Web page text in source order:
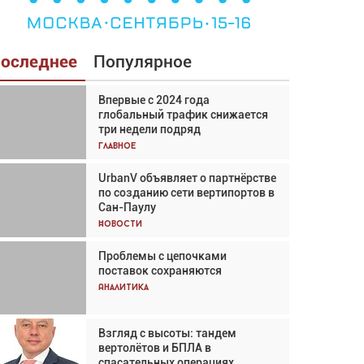
Популярное
Впервые с 2024 года
глобальный трафик снижается
три недели подряд
Главное
UrbanV объявляет о партнёрстве
по созданию сети вертипортов в
Сан-Паулу
Новости
Проблемы с цепочками
поставок сохраняются
Аналитика
Взгляд с высоты: тандем
вертолётов и БПЛА в
Взгляд с высоты: тандем
вертолётов и БПЛА в
спасательных операциях
Главное
Авиационный фотограф Дэйв
Кох: «Фотография говорит сама
за себя... а ИИ всё портит»
Новости
Впервые с 2024 года
глобальный трафик снижается
три недели подряд
Частный самолёт – это актив.
Подходите к покупке